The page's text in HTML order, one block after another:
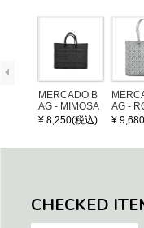
MERCADO B
AG - MIMOSA
- Black (SHOR
T S)
¥ 8,250(税込)
AG -
LONG
E -
¥
CHECKED